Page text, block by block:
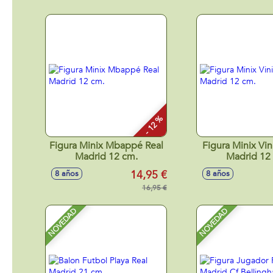
- 12 %
Figura Minix Mbappé Real
Madrid 12 cm.
8 años 14,95 €
16,95 €
Figura Minix
Madrid 12
8 años
NOVEDAD NOVEDAD